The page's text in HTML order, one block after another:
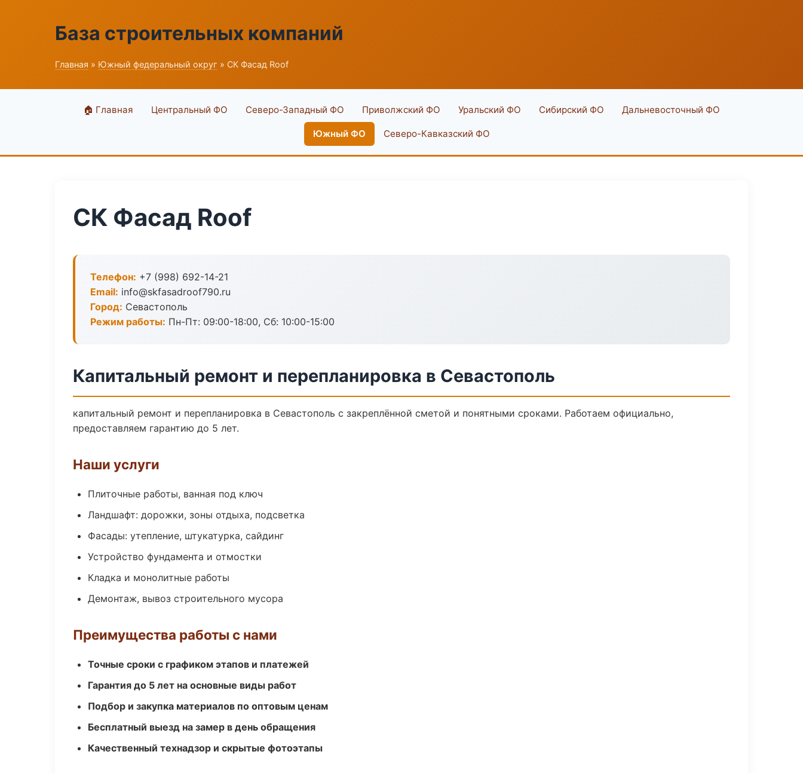
База строительных компаний
Главная » Южный федеральный округ » СК Фасад Roof
🏠 Главная Центральный ФО Северо-Западный ФО Приволжский ФО Уральский ФО Сибирский ФО Дальневосточный ФО
Южный ФО Северо-Кавказский ФО
СК Фасад Roof
Телефон: +7 (998) 692-14-21
Email: info@skfasadroof790.ru
Город: Севастополь
Режим работы: Пн-Пт: 09:00-18:00, Сб: 10:00-15:00
Капитальный ремонт и перепланировка в Севастополь
капитальный ремонт и перепланировка в Севастополь с закреплённой сметой и понятными сроками. Работаем официально,
предоставляем гарантию до 5 лет.
Наши услуги
Плиточные работы, ванная под ключ
Ландшафт: дорожки, зоны отдыха, подсветка
Фасады: утепление, штукатурка, сайдинг
Устройство фундамента и отмостки
Кладка и монолитные работы
Демонтаж, вывоз строительного мусора
Преимущества работы с нами
Точные сроки с графиком этапов и платежей
Гарантия до 5 лет на основные виды работ
Подбор и закупка материалов по оптовым ценам
Бесплатный выезд на замер в день обращения
Качественный технадзор и скрытые фотоэтапы